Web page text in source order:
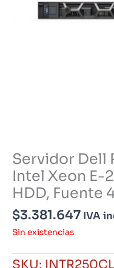
Servidor Dell
Intel Xeon E-
HDD, Fuente
$3.381.647 IVA
Sin existencias
SKU: